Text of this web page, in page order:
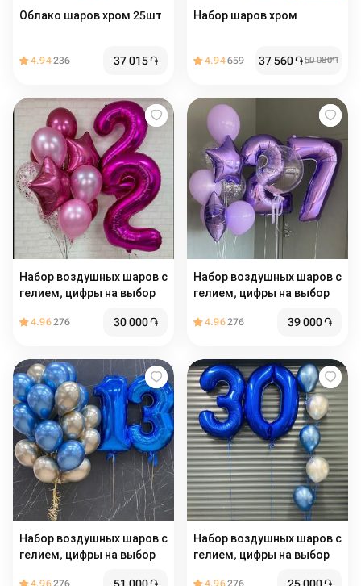
Облако шаров хром 25шт
4.94236 37 015֏
Набор шаров хром
4.94659 37 560֏50 080֏
Набор воздушных шаров с
гелием, цифры на выбор
4.96276 30 000֏
Набор воздушных шаров с
гелием, цифры на выбор️
4.96276 39 000֏
Набор воздушных шаров с
гелием, цифры на выбор
4.96276
Набор воздушных шаров с
гелием, цифры на выбор
4.96276